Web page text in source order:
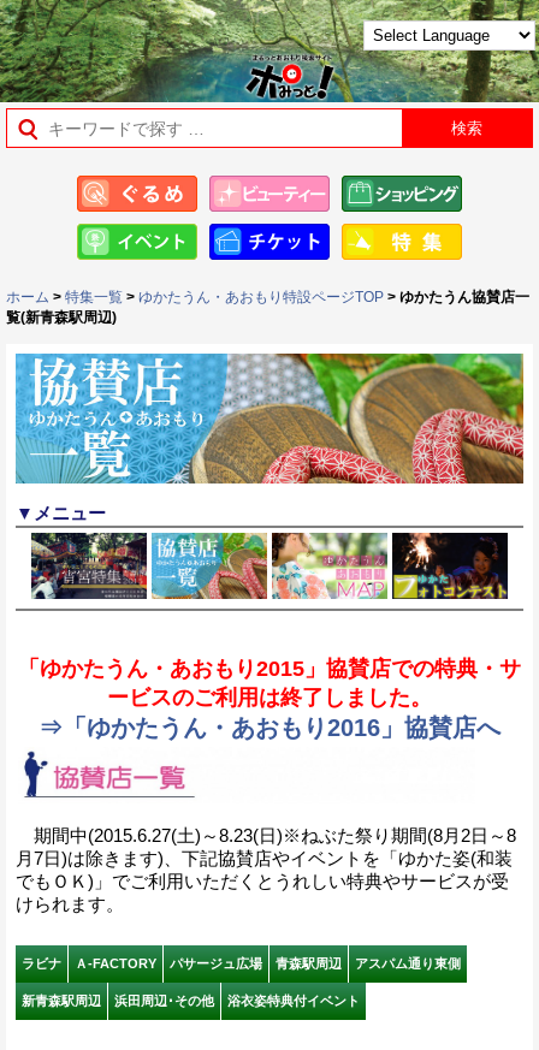
ホーム > 特集一覧 > ゆかたうん・あおもり特設ページTOP > ゆかたうん協賛店一
覧(新青森駅周辺)
▼メニュー
「ゆかたうん・あおもり2015」協賛店での特典・サ
ービスのご利用は終了しました。
⇒「ゆかたうん・あおもり2016」協賛店へ
期間中(2015.6.27(土)～8.23(日)※ねぶた祭り期間(8月2日～8
月7日)は除きます)、下記協賛店やイベントを「ゆかた姿(和装
でもＯＫ)」でご利用いただくとうれしい特典やサービスが受
けられます。
ラビナ Ａ-FACTORY パサージュ広場 青森駅周辺 アスパム通り東側
新青森駅周辺 浜田周辺･その他 浴衣姿特典付イベント